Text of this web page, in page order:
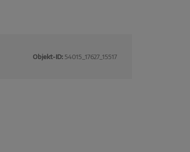
Objekt-ID: 54015_17627_15517